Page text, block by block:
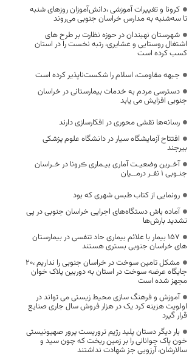
کرونا و تغییرات آموزشی ،دانش‌آموزان روزهای شنبه
تا سه‌شنبه به مدارس خراسان جنوبی می‌روند
شهرستان نهبندان در حوزه نظارت بر طرح های
اشتغال روستایی و عشایری، رتبه نخست را در استان
کسب کرده است
جبهه مقاومت، اسلام را شکست‌ناپذیر کرده است
دسترسی مردم به خدمات بیمارستانی در خراسان
جنوبی افزایش می یابد
رسانه‌ها نقشی محوری در افکارسازی دارند
افتتاح آزمایشگاه سیار در دانشگاه علوم پزشکی
بیرجند
آخـرین وضعیـت آماری بیـماری ڪرونا در خـراسان
جنـوبی 1 نفـر درمــیان
رونمایی از کتاب طبس شهری که بود
آماده باش دستگاه‌های اجرایی خراسان جنوبی در پی
تشدید بارش‌ها
157 بیمار با علائم بیماری حاد تنفسی در بیمارستان
های خراسان جنوبی بستری هستند
مشکل تامین سوخت در خراسان جنوبی را نداریم ،۲۰
جایگاه عرضه سوخت در استان به دوربین پلاک خوان
مجهز شده است
آموزش و فرهنگ سازی محیط زیستی می تواند در
اولویت هزینه کرد یک در هزار فروش سال جاری صنایع
قرار گیرد
بار دیگر دستان پلید رژیم تروریست پرور صهیونیستی
خون پاک جوانانی را بر زمین ریخت که چون سید و
سالارشان، آرزویی جز شهادت نداشتند